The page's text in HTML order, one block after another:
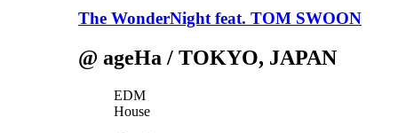
The WonderNight feat. TOM SWOON
@ ageHa / TOKYO, JAPAN
EDM
House